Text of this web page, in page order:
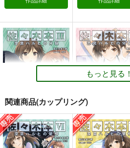
朝比奈みくる
カート カート
佐々木本
雪だるま工房
涼宮ハルヒの憂鬱
サンプル
カート
佐々木本３
雪だるま工房
佐々木本４
雪だるま工房
もっと見る！
関連商品(カップリング)